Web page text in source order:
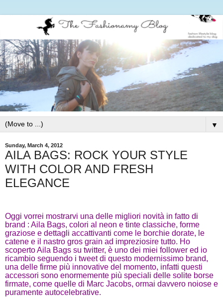
▼
Sunday, March 4, 2012
AILA BAGS: ROCK YOUR STYLE
WITH COLOR AND FRESH
ELEGANCE
Oggi vorrei mostrarvi una delle migliori novità in fatto di
brand : Aila Bags, colori al neon e tinte classiche, forme
graziose e dettagli accattivanti come le borchie dorate, le
catene e il nastro gros grain ad impreziosire tutto. Ho
scoperto Aila Bags su twitter, è uno dei miei follower ed io
ricambio seguendo i tweet di questo modernissimo brand,
una delle firme più innovative del momento, infatti questi
accessori sono enormemente più speciali delle solite borse
firmate, come quelle di Marc Jacobs, ormai davvero noiose e
puramente autocelebrative.